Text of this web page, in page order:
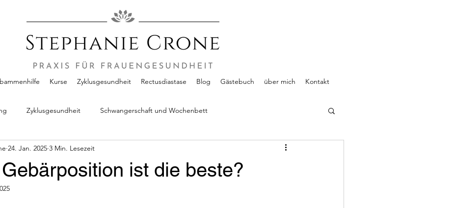
Kurse Zyklusgesundheit Rectusdiastase Blog Gästebuch über mich Kontakt
Zyklusgesundheit Schwangerschaft und Wochenbett
ist die beste?
24. Jan. 2025 3 Min. Lesezeit